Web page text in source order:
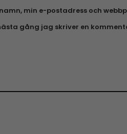
min e-postadress och
gång jag skriver en